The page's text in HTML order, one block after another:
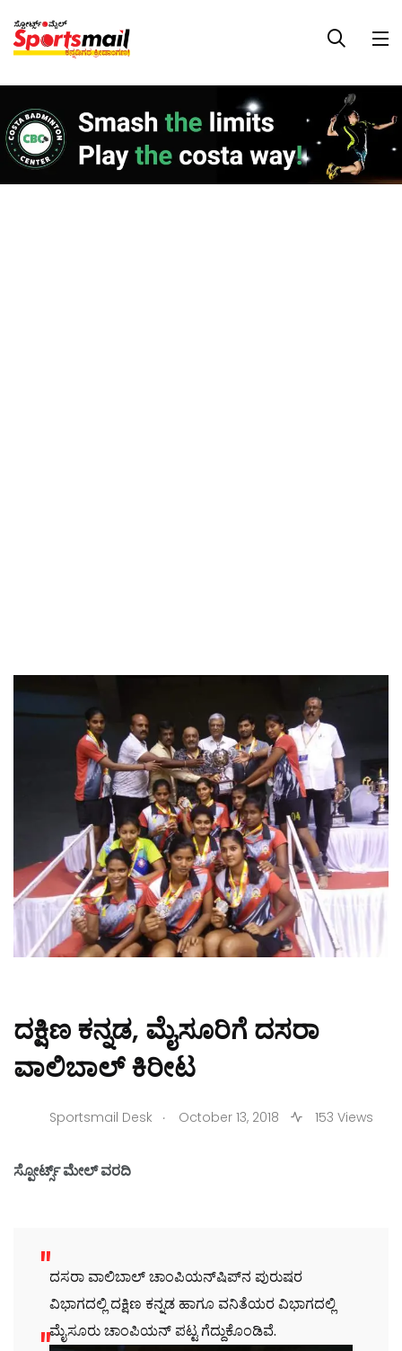
ದಕ್ಷಿಣ ಕನ್ನಡ, ಮೈಸೂರಿಗೆ ದಸರಾ
ವಾಲಿಬಾಲ್ ಕಿರೀಟ
Sportsmail Desk . October 13, 2018 153 Views
ಸ್ಪೋರ್ಟ್ಸ್ ಮೇಲ್ ವರದಿ
ದಸರಾ ವಾಲಿಬಾಲ್ ಚಾಂಪಿಯನ್‌ಷಿಪ್‌ನ ಪುರುಷರ
ವಿಭಾಗದಲ್ಲಿ ದಕ್ಷಿಣ ಕನ್ನಡ ಹಾಗೂ ವನಿತೆಯರ ವಿಭಾಗದಲ್ಲಿ
ಮೈಸೂರು ಚಾಂಪಿಯನ್ ಪಟ್ಟ ಗೆದ್ದುಕೊಂಡಿವೆ.